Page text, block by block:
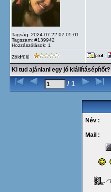
Tagság: 2024-07-22 07:05:01
Tagszám: #139942
Hozzászólások: 1
Zöldfülű
Ki tud ajánlani egy jó kiállításépítőt?
/ 1
Név :
Mail :